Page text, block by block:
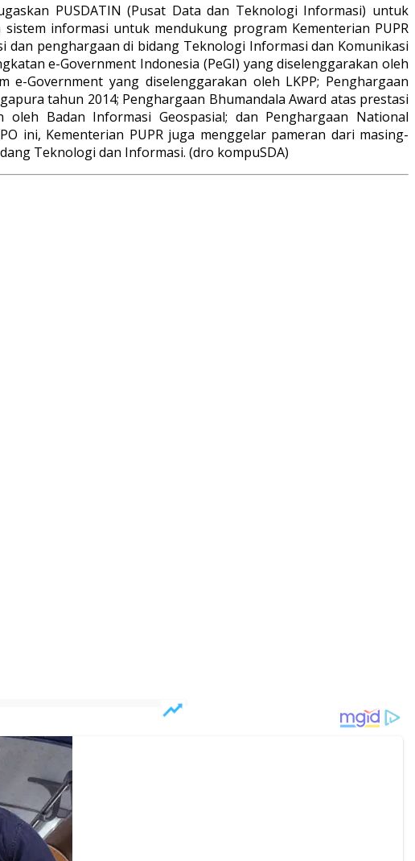
PUSDATIN (Pusat Data dan Teknologi Informasi) untuk
informasi untuk mendukung program Kementerian PUPR
penghargaan di bidang Teknologi Informasi dan Komunikasi
e-Government Indonesia (PeGI) yang diselenggarakan oleh
Government yang diselenggarakan oleh LKPP; Penghargaan
tahun 2014; Penghargaan Bhumandala Award atas prestasi
Badan Informasi Geospasial; dan Penghargaan National
ini, Kementerian PUPR juga menggelar pameran dari masing-
Teknologi dan Informasi. (dro kompuSDA)